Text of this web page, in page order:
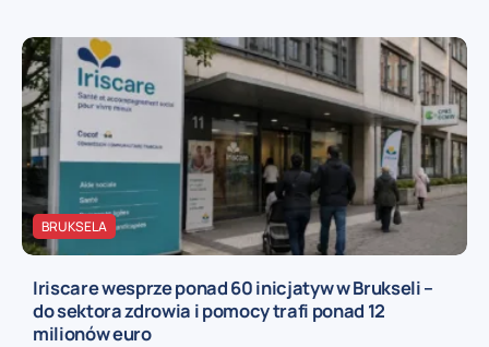
BRUKSELA
Iriscare wesprze ponad 60 inicjatyw w Brukseli –
do sektora zdrowia i pomocy trafi ponad 12
milionów euro